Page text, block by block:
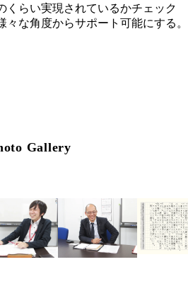
くらい実現されているかチェック
々な角度からサポート可能にする。
Gallery